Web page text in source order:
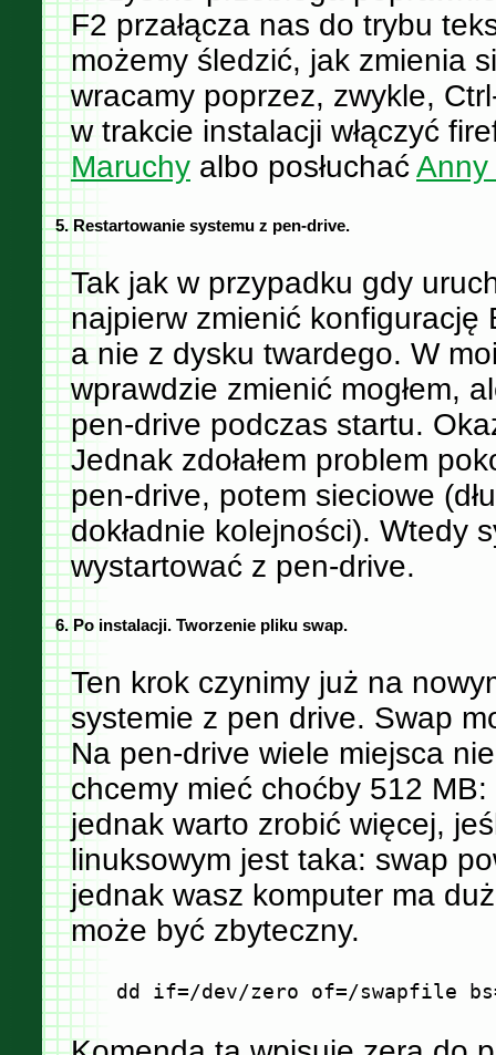
F2 przałącza nas do trybu
możemy śledzić, jak zmienia
wracamy poprzez, zwykle,
w trakcie instalacji włączyć
Maruchy albo posłuchaćAnny
5. Restartowanie systemu z pen-drive.
Tak jak w przypadku gdy
najpierw zmienić konfigurację
a nie z dysku twardego. W
wprawdzie zmienić mogłem,
pen-drive podczas startu.
Jednak zdołałem problem
pen-drive, potem sieciowe
dokładnie kolejności). Wtedy
wystartować z pen-drive.
6. Po instalacji. Tworzenie pliku swap.
Ten krok czynimy już na
systemie z pen drive. Swap
Na pen-drive wiele miejsca
chcemy mieć choćby 512
jednak warto zrobić więcej,
linuksowym jest taka: swap
jednak wasz komputer ma
może być zbyteczny.